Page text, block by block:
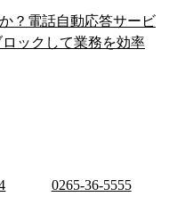
？電話自動応答サービ
ックして業務を効率
0265-36-5555